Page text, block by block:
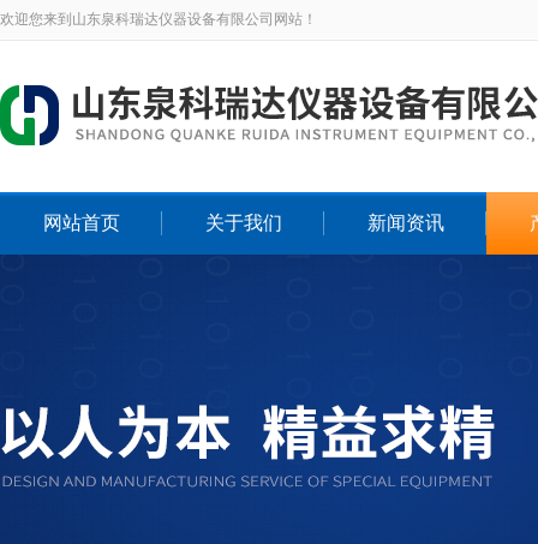
欢迎您来到山东泉科瑞达仪器设备有限公司网站！
网站首页 关于我们 新闻资讯